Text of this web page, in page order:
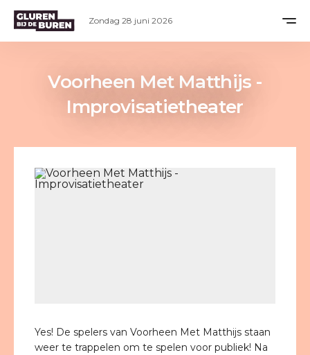
Voorheen Met Matthijs -
Improvisatietheater
Yes! De spelers van Voorheen Met Matthijs staan
weer te trappelen om te spelen voor publiek! Na
Zondag 28 juni 2026